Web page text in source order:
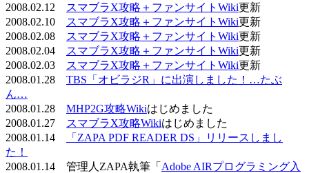
2008.02.12
スマブラX攻略＋ファンサイトWiki更新
2008.02.10
スマブラX攻略＋ファンサイトWiki更新
2008.02.08
スマブラX攻略＋ファンサイトWiki更新
2008.02.04
スマブラX攻略＋ファンサイトWiki更新
2008.02.03
スマブラX攻略＋ファンサイトWiki更新
2008.01.28 TBS「オビラジR」に出演しました！…たぶ
ん…
2008.01.28 MHP2G攻略Wikiはじめました
2008.01.27
スマブラX攻略Wikiはじめました
2008.01.14
「ZAPA PDF READER DS」リリースしまし
た！
2008.01.14 管理人ZAPA執筆「 Adobe AIRプログラミング入